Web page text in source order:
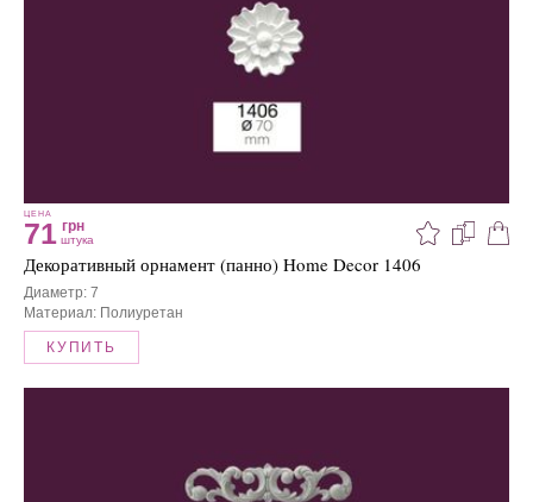
ЦЕНА
71 грн
штука
Декоративный орнамент (панно) Home Decor 1406
Диаметр: 7
Материал: Полиуретан
КУПИТЬ